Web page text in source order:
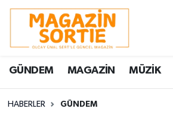
GÜNDEM MAGAZİN MÜZİK
HABERLER GÜNDEM
Nöbetçi Eczaneler
Hava Durumu
Trafik Durumu